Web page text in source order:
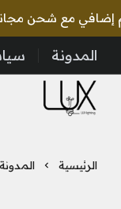
المدونة
LUX Lighting
الرئيسية المدونة